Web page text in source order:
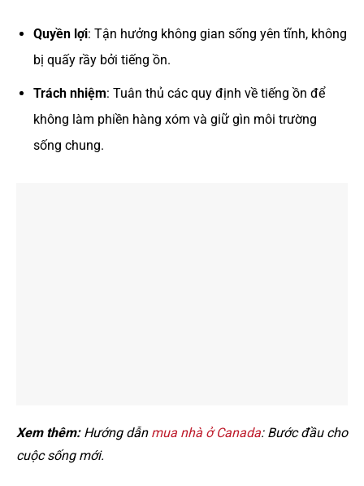
Quyền lợi: Tận hưởng không gian sống yên tĩnh, không
bị quấy rầy bởi tiếng ồn.
Trách nhiệm: Tuân thủ các quy định về tiếng ồn để
không làm phiền hàng xóm và giữ gìn môi trường
sống chung.
Xem thêm:Hướng dẫn mua nhà ở Canada: Bước đầu cho
cuộc sống mới.